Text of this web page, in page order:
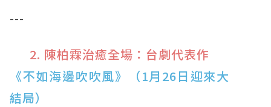
---
2. 陳柏霖治癒全場：台劇代表作
《不如海邊吹吹風》（1月26日迎來大
結局）